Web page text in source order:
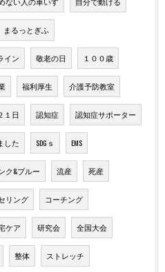
まるっとぎふ
イン 敬老の日 １００歳
福利厚生 介護予防教室
１日 認知症 認知症サポーター
した SDGｓ EMS
ク&ブルー 流産 死産
リング コーチング
ケア 研究会 全国大会
整体 ストレッチ